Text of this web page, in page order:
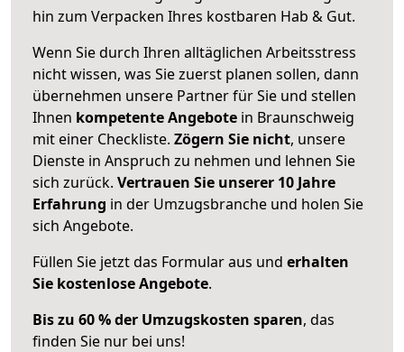
hin zum Verpacken Ihres kostbaren Hab & Gut.
Wenn Sie durch Ihren alltäglichen Arbeitsstress
nicht wissen, was Sie zuerst planen sollen, dann
übernehmen unsere Partner für Sie und stellen
Ihnen kompetente Angebote in Braunschweig
mit einer Checkliste. Zögern Sie nicht, unsere
Dienste in Anspruch zu nehmen und lehnen Sie
sich zurück. Vertrauen Sie unserer 10 Jahre
Erfahrung in der Umzugsbranche und holen Sie
sich Angebote.
Füllen Sie jetzt das Formular aus und erhalten
Sie kostenlose Angebote.
Bis zu 60 % der Umzugskosten sparen, das
finden Sie nur bei uns!